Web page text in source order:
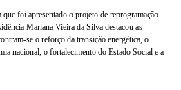
foi apresentado o projeto de reprogramação
Mariana Vieira da Silva destacou as
se o reforço da transição energética, o
nacional, o fortalecimento do Estado Social e a